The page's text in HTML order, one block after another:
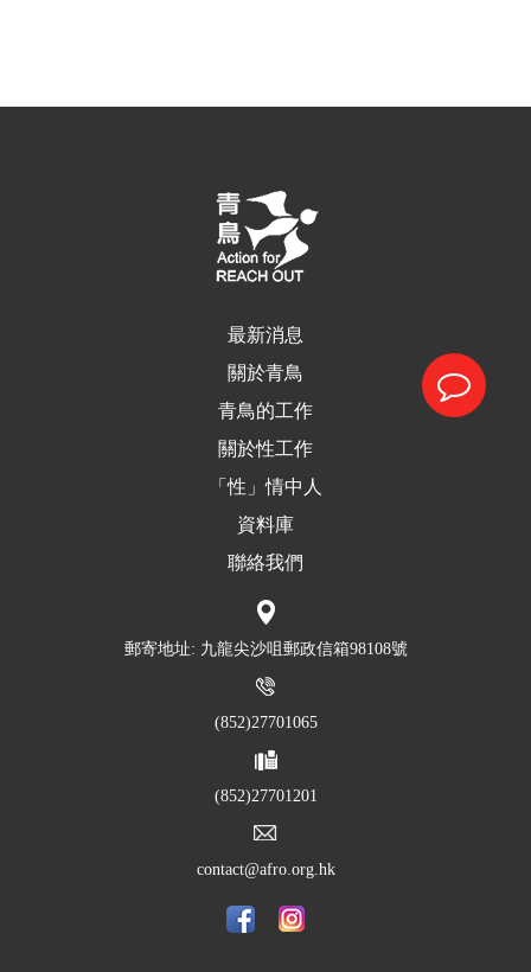
最新消息
關於青鳥
青鳥的工作
關於性工作
「性」情中人
資料庫
聯絡我們
郵寄地址: 九龍尖沙咀郵政信箱98108號
(852)27701065
(852)27701201
contact@afro.org.hk